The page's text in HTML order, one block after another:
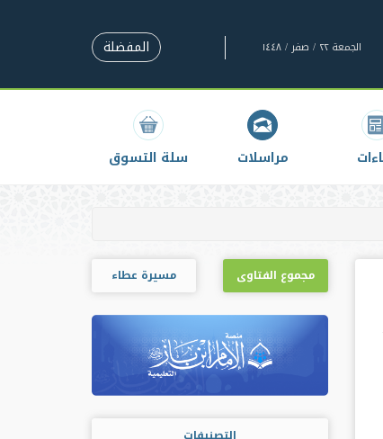
الجمعة ٢٢ / صفر / ١٤٤٨ المفضلة
مراسلات سلة التسوق
مجموع الفتاوى مسيرة عطاء